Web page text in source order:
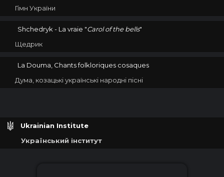
Гімн України
Shchedryk - La vraie "Carol of the bells"
Щедрик
La Douma, Chants folkloriques cosaques
Дума, козацькі українські народні пісні
Ukrainian Institute
Український інститут